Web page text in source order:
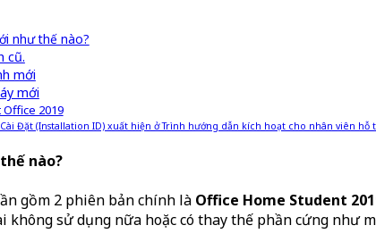
như thế nào?
cũ.
mới
mới
2019
Đặt (Installation ID) xuất hiện ở Trình hướng dẫn kích hoạt cho nhân viên
nào?
gồm 2 phiên bản chính là Office Home Student
sử dụng nữa hoặc có thay thế phần cứng như